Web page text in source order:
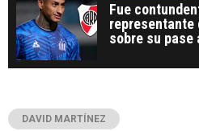
Fue
representante
sobre su pase
DAVID MARTÍNEZ